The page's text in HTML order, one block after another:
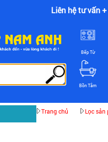
Liên hệ tư vấn
Bếp Từ
Bồn Tắm
Trang chủ Lọc sản